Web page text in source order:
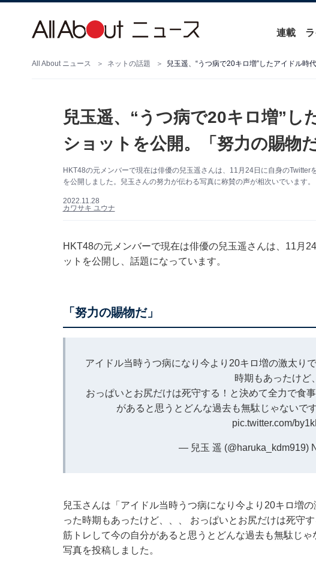
連載
All About ニュース ネットの話題 兒玉遥、“うつ病で20キロ増”したアイドル時
兒玉遥、“うつ病で20キロ増”し
ショットを公開。「努力の賜物
HKT48の元メンバーで現在は俳優の兒玉遥さんは、11月24日に自身のTwitter
を公開しました。兒玉さんの努力が伝わる写真に称賛の声が相次いでいます。
2022.11.28
カワサキ ユウナ
HKT48の元メンバーで現在は俳優の兒玉遥さんは、11月
ットを公開し、話題になっています。
「努力の賜物だ」
アイドル当時うつ病になり今より20キロ増の激太り
時期もあったけど
おっぱいとお尻だけは死守する！と決めて全力で食
があると思うとどんな過去も無駄じゃないで
pic.twitter.com/
— 兒玉 遥 (@haruka_kdm919)
兒玉さんは「アイドル当時うつ病になり今より20キロ増
った時期もあったけど、、、 おっぱいとお尻だけは死守
筋トレして今の自分があると思うとどんな過去も無駄じ
写真を投稿しました。